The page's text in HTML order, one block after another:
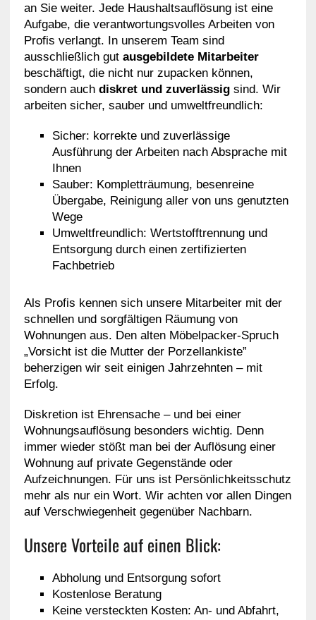
an Sie weiter. Jede Haushaltsauflösung ist eine
Aufgabe, die verantwortungsvolles Arbeiten von
Profis verlangt. In unserem Team sind
ausschließlich gut ausgebildete Mitarbeiter
beschäftigt, die nicht nur zupacken können,
sondern auch diskret und zuverlässigsind. Wir
arbeiten sicher, sauber und umweltfreundlich:
Sicher: korrekte und zuverlässige
Ausführung der Arbeiten nach Absprache mit
Ihnen
Sauber: Kompletträumung, besenreine
Übergabe, Reinigung aller von uns genutzten
Wege
Umweltfreundlich: Wertstofftrennung und
Entsorgung durch einen zertifizierten
Fachbetrieb
Als Profis kennen sich unsere Mitarbeiter mit der
schnellen und sorgfältigen Räumung von
Wohnungen aus. Den alten Möbelpacker-Spruch
„Vorsicht ist die Mutter der Porzellankiste”
beherzigen wir seit einigen Jahrzehnten – mit
Erfolg.
Diskretion ist Ehrensache – und bei einer
Wohnungsauflösung besonders wichtig. Denn
immer wieder stößt man bei der Auflösung einer
Wohnung auf private Gegenstände oder
Aufzeichnungen. Für uns ist Persönlichkeitsschutz
mehr als nur ein Wort. Wir achten vor allen Dingen
auf Verschwiegenheit gegenüber Nachbarn.
Unsere Vorteile auf einen Blick:
Abholung und Entsorgung sofort
Kostenlose Beratung
Keine versteckten Kosten: An- und Abfahrt,